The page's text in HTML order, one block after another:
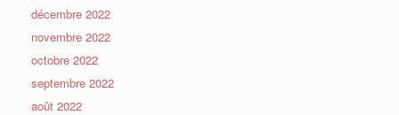
décembre 2022
novembre 2022
octobre 2022
septembre 2022
août 2022